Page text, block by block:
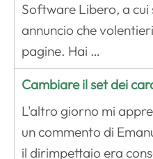
Software Libero, a cui
annuncio che
pagine. Hai …
Cambiare il set dei
L'altro giorno mi
un commento di
il dirimpettaio era